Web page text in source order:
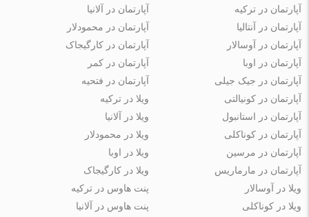
آپارتمان در ترکیه
آپارتمان در آنتالیا
آپارتمان در آوسالار
آپارتمان در اوبا
آپارتمان در جیک جیلی
آپارتمان در آلانیا
آپارتمان در محمودلار
آپارتمان در کارگیجاک
آپارتمان در کمر
آپارتمان در فتحیه
آپارتمان در کونیالتی
آپارتمان در استانبول
آپارتمان در کوناکلی
آپارتمان در مرسین
آپارتمان در مارماریس
ویلا در ترکیه
ویلا در آلانیا
ویلا در محمودلار
ویلا در اوبا
ویلا در کارگیجاک
ویلا در آوسالار
ویلا در کوناکلی
پنت هاوس در ترکیه
پنت هاوس در آلانیا